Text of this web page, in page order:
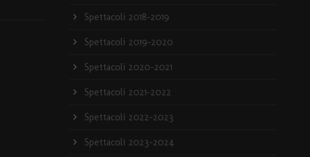
Spettacoli 2018-2019
Spettacoli 2019-2020
Spettacoli 2020-2021
Spettacoli 2021-2022
Spettacoli 2022-2023
Spettacoli 2023-2024